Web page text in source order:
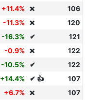
+11.4% ❌
106
-11.3% ❌
120
-16.3% ✔
121
-0.9% ❌
122
-10.5% ✔
122
+14.4% ✔ 👍
107
+6.7% ❌
107